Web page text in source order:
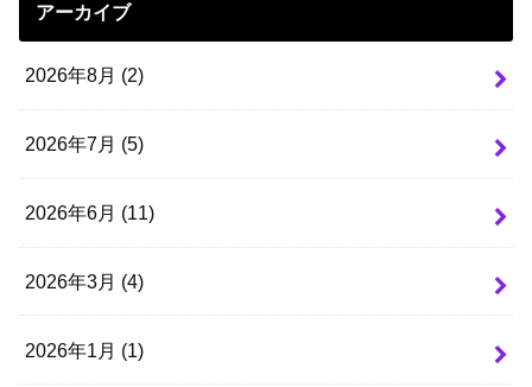
アーカイブ
2026年8月 (2)
2026年7月 (5)
2026年6月 (11)
2026年3月 (4)
2026年1月 (1)